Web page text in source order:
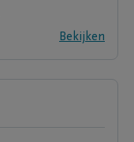
Bekijken